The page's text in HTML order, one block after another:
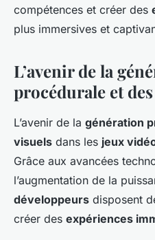
compétences et créer des
plus immersives et
L’avenir de la
procédurale et
L’avenir de la génération
visuels dans les jeux
Grâce aux avancées
l’augmentation de la
développeurs disposent
créer des expériences